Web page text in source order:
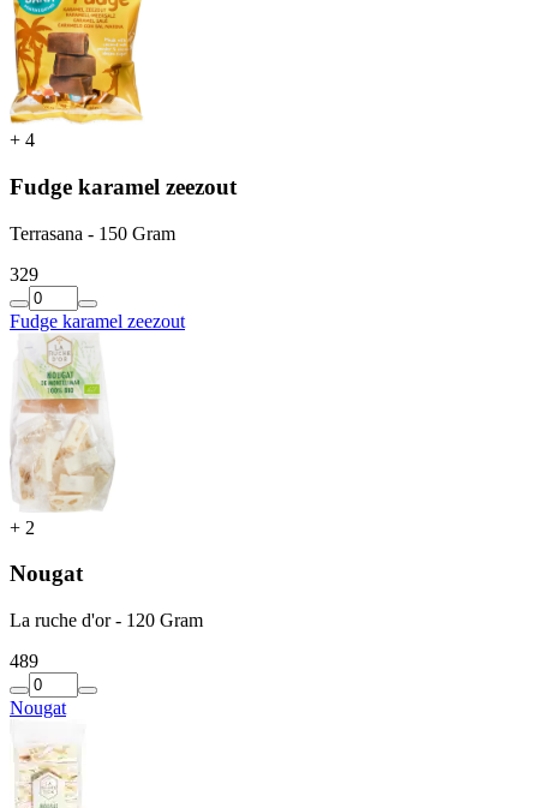
+ 4
Fudge karamel zeezout
Terrasana - 150 Gram
329
Fudge karamel zeezout
+ 2
Nougat
La ruche d'or - 120 Gram
489
Nougat